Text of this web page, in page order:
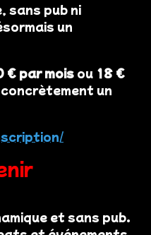
sans pub ni
un
€ par mois ou 18 €
un
et sans pub.